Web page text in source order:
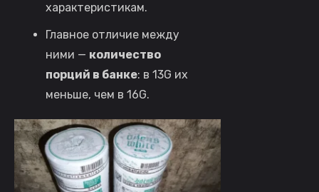
характеристикам.
Главное отличие между
ними — количество
порций в банке: в 13G их
меньше, чем в 16G.